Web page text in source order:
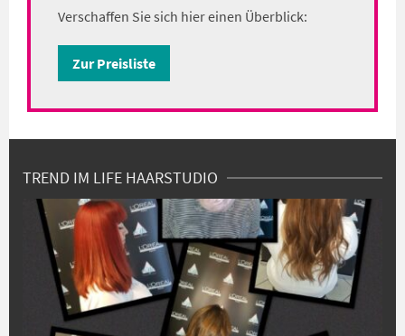
Verschaffen Sie sich hier einen Überblick:
Zur Preisliste
TREND IM LIFE HAARSTUDIO